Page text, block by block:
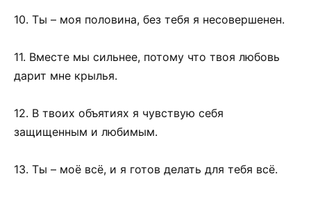
10. Ты – моя половина, без тебя я несовершенен.
11. Вместе мы сильнее, потому что твоя любовь
дарит мне крылья.
12. В твоих объятиях я чувствую себя
защищенным и любимым.
13. Ты – моё всё, и я готов делать для тебя всё.